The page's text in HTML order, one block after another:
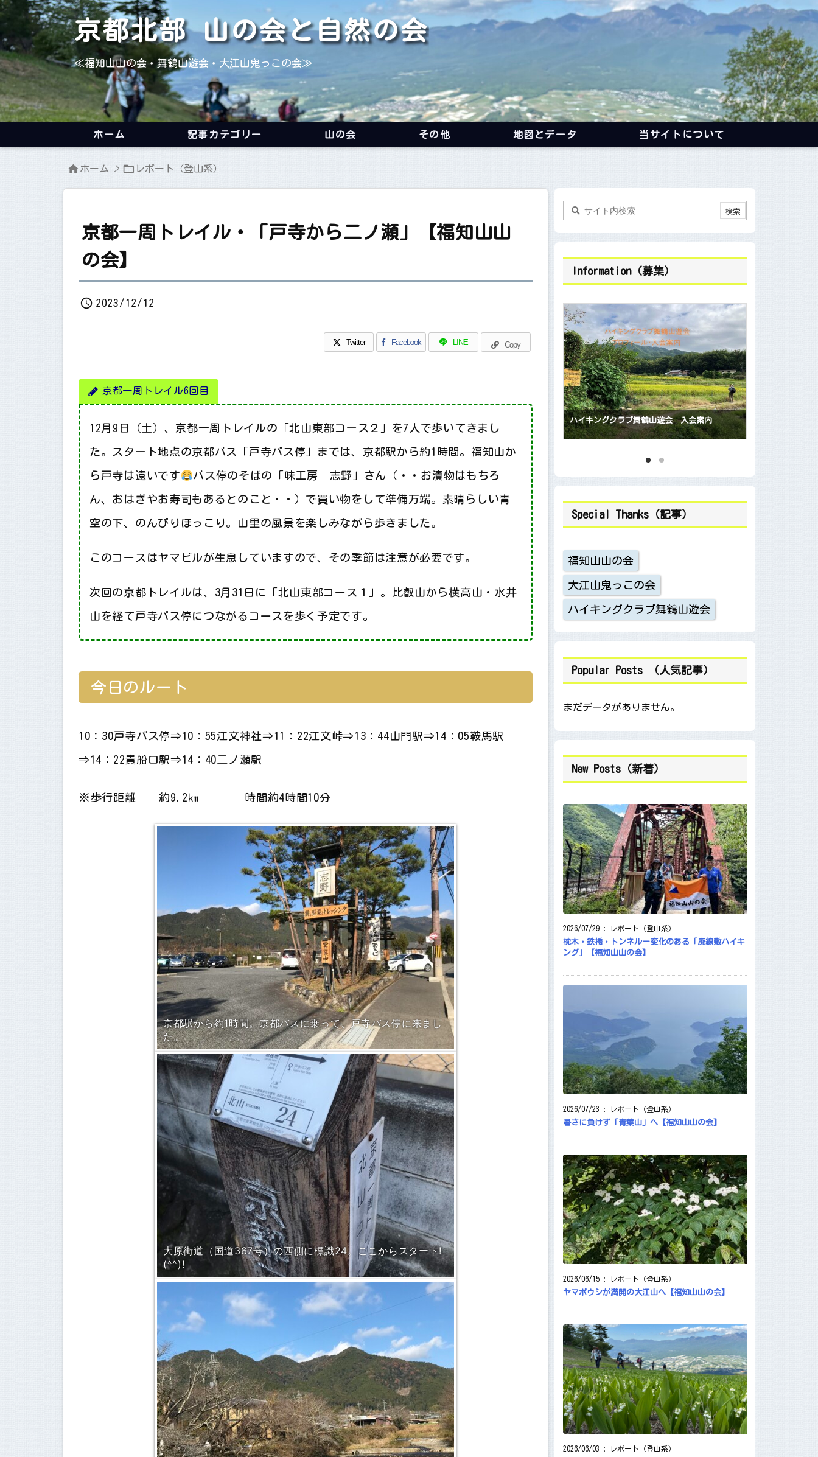
京都北部 山の会と自然の会
≪福知山山の会・舞鶴山遊会・大江山鬼っこの会≫
ホーム 記事カテゴリー 山の会 その他 地図とデータ 当サイトについて
ホーム >  レポート（登山系）
京都一周トレイル・「戸寺から二ノ瀬」【福知山山
の会】
 2023/12/12
Twitter Facebook LINE Copy
京都一周トレイル6回目
12月9日（土）、京都一周トレイルの「北山東部コース２」を7人で歩いてきまし
た。スタート地点の京都バス「戸寺バス停」までは、京都駅から約1時間。福知山か
ら戸寺は遠いです バス停のそばの「味工房 志野」さん（・・お漬物はもちろ
ん、おはぎやお寿司もあるとのこと・・）で買い物をして準備万端。素晴らしい青
空の下、のんびりほっこり。山里の風景を楽しみながら歩きました。
このコースはヤマビルが生息していますので、その季節は注意が必要です。
次回の京都トレイルは、3月31日に「北山東部コース１」。比叡山から横高山・水井
山を経て戸寺バス停につながるコースを歩く予定です。
今日のルート
10：30戸寺バス停⇒10：55江文神社⇒11：22江文峠⇒13：44山門駅⇒14：05鞍馬駅
⇒14：22貴船口駅⇒14：40二ノ瀬駅
※歩行距離 約9.2㎞ 時間約4時間10分
京都駅から約1時間。京都バスに乗って、戸寺バス停に来まし
た。
大原街道（国道367号）の西側に標識24。ここからスタート!
(^^)!
Information（募集）
会員随時募集中です 【福知山山の会】 ハイキングクラブ舞鶴山遊会 入会案内
Special Thanks（記事）
福知山山の会
大江山鬼っこの会
ハイキングクラブ舞鶴山遊会
Popular Posts （人気記事）
まだデータがありません。
New Posts（新着）
2026/07/29 : レポート（登山系）
枕木・鉄橋・トンネルー変化のある「廃線敷ハイキ
ング」【福知山山の会】
2026/07/23 : レポート（登山系）
暑さに負けず「青葉山」へ【福知山山の会】
2026/06/15 : レポート（登山系）
ヤマボウシが満開の大江山へ【福知山山の会】
2026/06/03 : レポート（登山系）